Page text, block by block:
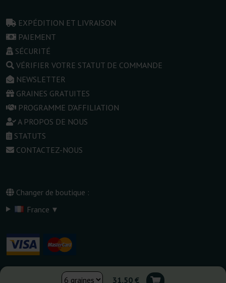
31,50 €
EXPÉDITION ET LIVRAISON
PAIEMENT
SÉCURITÉ
VÉRIFIER VOTRE STATUT DE COMMANDE
NEWSLETTER
GRAINES GRATUITES
PROGRAMME D'AFFILIATION
A PROPOS DE NOUS
STATUTS
CONTACTEZ-NOUS
Changer de boutique :
France ▾